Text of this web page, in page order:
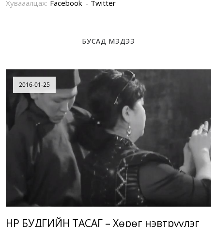
Хувааалцах: Facebook Twitter
БУСАД МЭДЭЭ
2016-01-25
НҮҮР БУДГИЙН ТАСАГ – Хөрөг нэвтрүүлэг